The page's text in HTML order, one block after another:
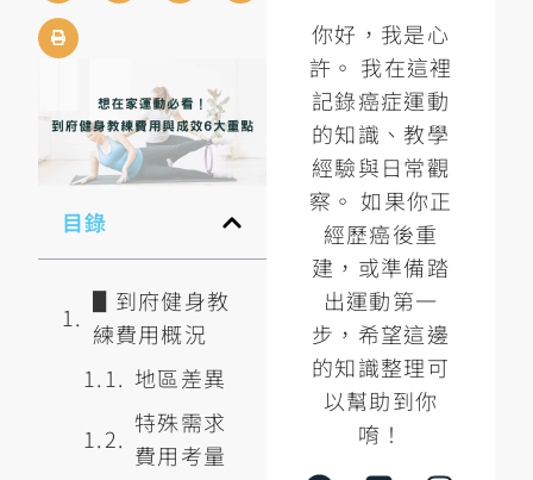
目錄
▋到府健身教
練費用概況
地區差異
特殊需求
費用考量
你好，我是心
許。 我在這裡
記錄癌症運動
的知識、教學
經驗與日常觀
察。 如果你正
經歷癌後重
建，或準備踏
出運動第一
步，希望這邊
的知識整理可
以幫助到你
唷！